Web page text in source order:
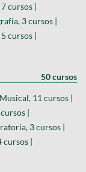
cursos |
3 cursos |
cursos |
50 cursos
11 cursos |
|
3 cursos |
cursos |